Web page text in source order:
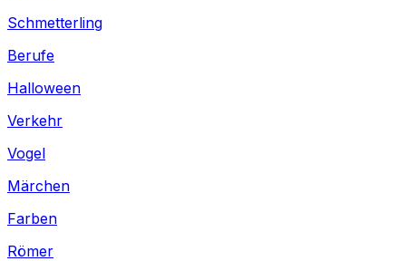
Schmetterling
Berufe
Halloween
Verkehr
Vogel
Märchen
Farben
Römer